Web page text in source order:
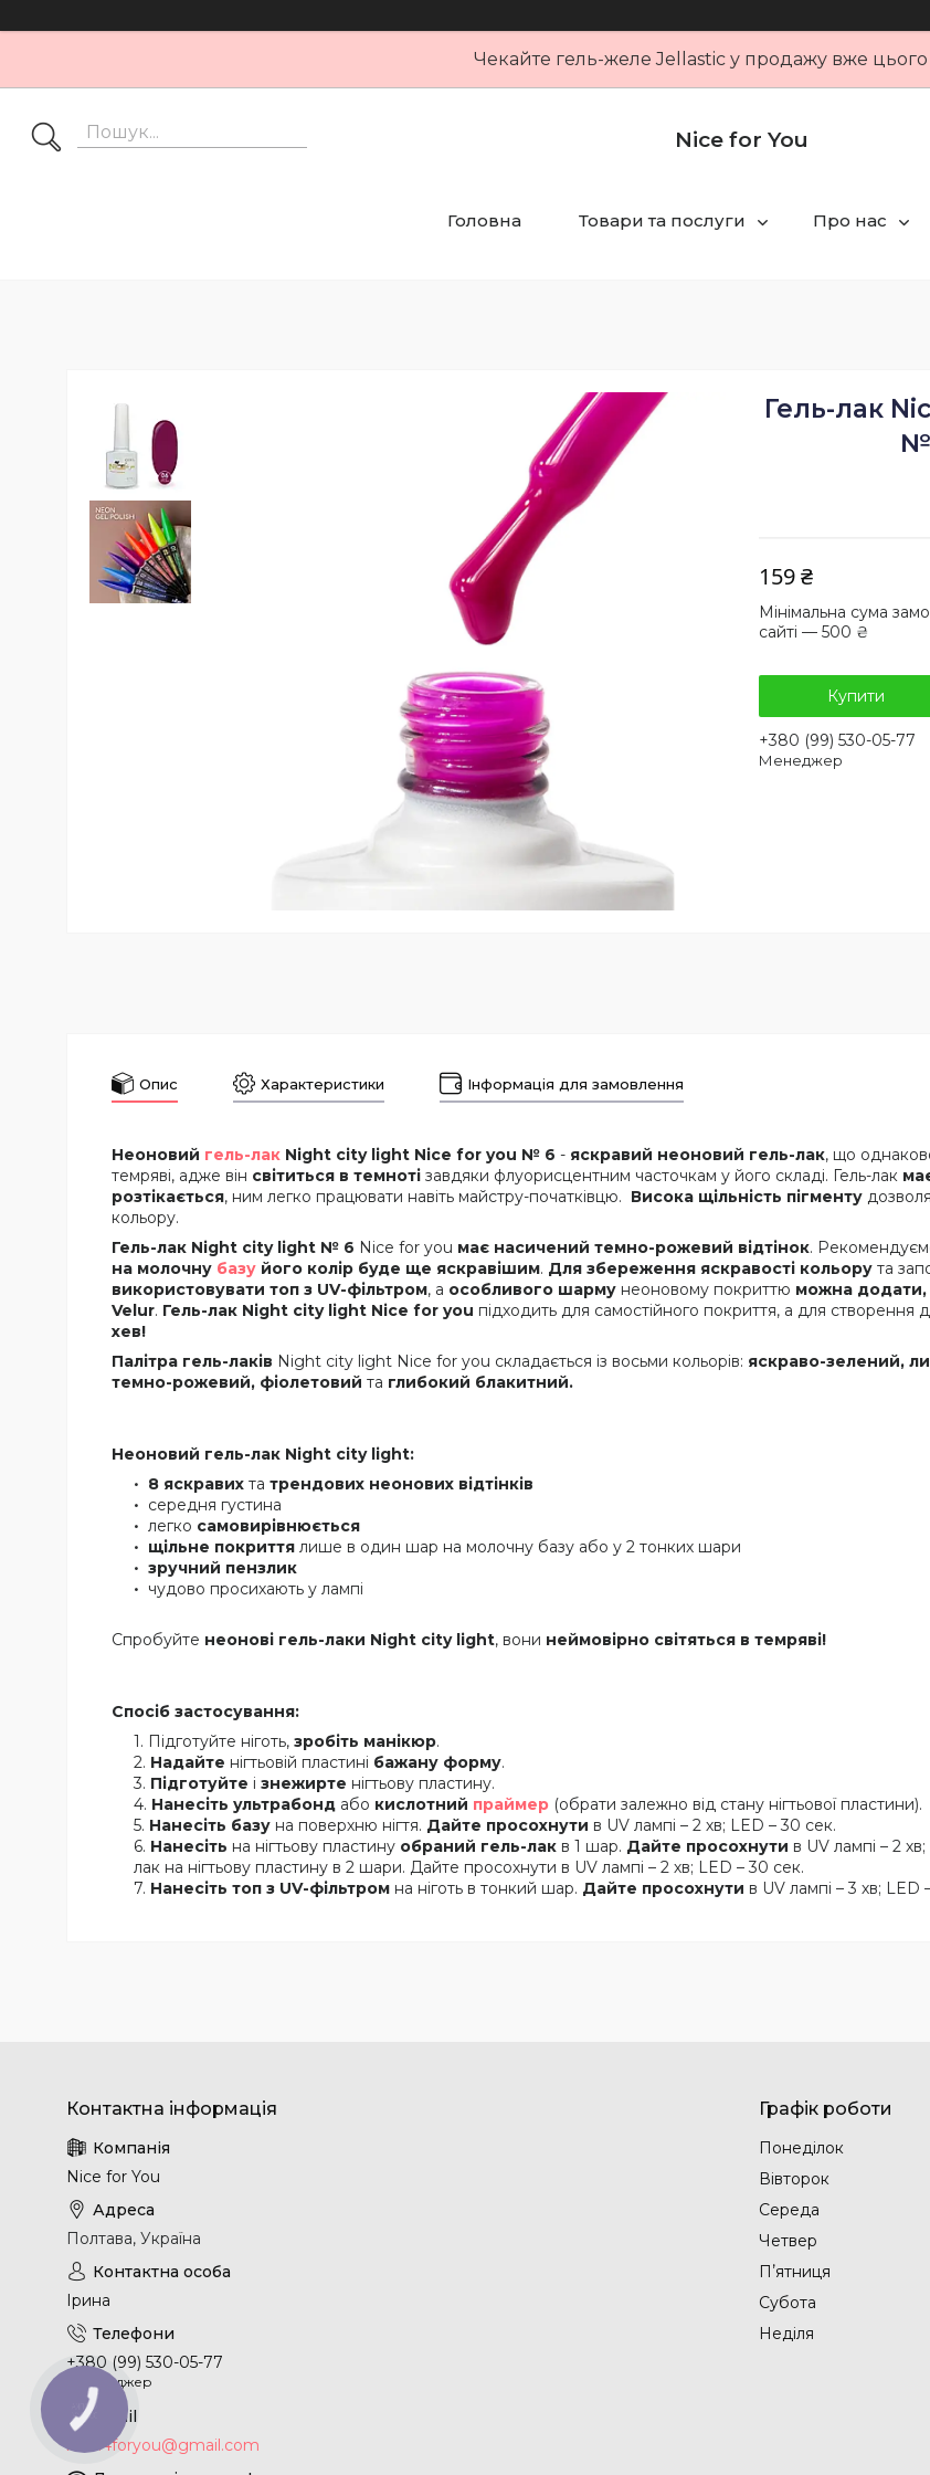
Чекайте гель-желе Jellastic у продажу вже
Nice for You
Головна Товари та послуги Про нас
Гель-лак
159 ₴
Мінімальна сума
сайті — 500 ₴
Купити
+380 (99) 530-05-77
Менеджер
Опис Характеристики Інформація для замовлення
Неоновий гель-лак Night city light Nice for you № 6 - яскравий неоновий гель-лак, що
темряві, адже він світиться в темноті завдяки флуорисцентним часточкам у його складі. Гель-лак
розтікається, ним легко працювати навіть майстру-початківцю. Висока щільність пігменту
кольору.
Гель-лак Night city light № 6 Nice for you має насичений темно-рожевий відтінок.
на молочну базу його колір буде ще яскравішим. Для збереження яскравості кольору та
використовувати топ з UV-фільтром, а особливого шарму неоновому покриттю можна
Velur. Гель-лак Night city light Nice for you підходить для самостійного покриття, а для створення
хев!
Палітра гель-лаків Night city light Nice for you складається із восьми кольорів: яскраво-зелений,
темно-рожевий, фіолетовий та глибокий блакитний.
Неоновий гель-лак Night city light:
8 яскравих та трендових неонових відтінків
середня густина
легко самовирівнюється
щільне покриття лише в один шар на молочну базу або у 2 тонких шари
зручний пензлик
чудово просихають у лампі
Спробуйте неонові гель-лаки Night city light, вони неймовірно світяться в темряві!
Спосіб застосування:
Підготуйте ніготь, зробіть манікюр.
Надайте нігтьовій пластині бажану форму.
Підготуйте і знежирте нігтьову пластину.
Нанесіть ультрабонд або кислотний праймер (обрати залежно від стану нігтьової пластини).
Нанесіть базу на поверхню нігтя. Дайте просохнути в UV лампі – 2 хв; LED – 30 сек.
Нанесіть на нігтьову пластину обраний гель-лак в 1 шар. Дайте просохнути в UV лампі – 2
лак на нігтьову пластину в 2 шари. Дайте просохнути в UV лампі – 2 хв; LED – 30 сек.
Нанесіть топ з UV-фільтром на ніготь в тонкий шар. Дайте просохнути в UV лампі – 3 хв; LED
Nice for You
Полтава, Україна
Ірина
+380 (99) 530-05-77
Менеджер
nice.4foryou@gmail.com
Графік роботи
Понеділок
Вівторок
Середа
Четвер
Пʼятниця
Субота
Неділя
КНОПКА
ЗВ'ЯЗКУ